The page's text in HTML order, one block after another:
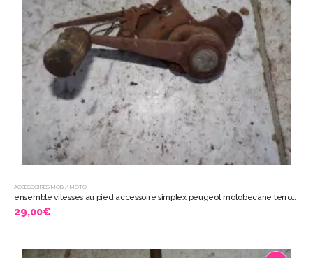
ACCESSOIRES MOB / MOTO
ensemble vitesses au pied accessoire simplex peugeot motobecane terrot 8925
29,00€